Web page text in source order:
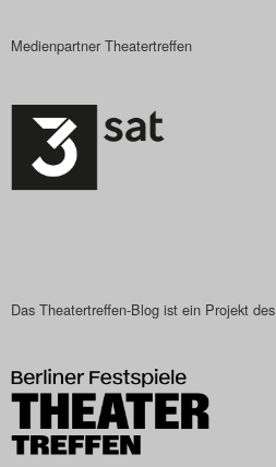
Medienpartner Theatertreffen
Das Theatertreffen-Blog ist ein Projekt des